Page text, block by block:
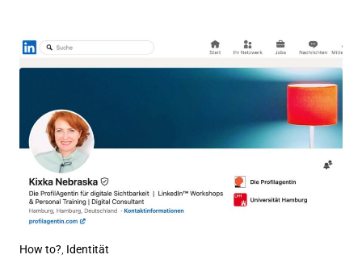
How to? Identität